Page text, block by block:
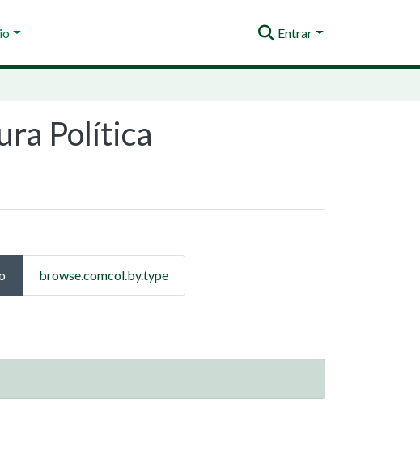
Entrar
Política
browse.comcol.by.type
por Assunto